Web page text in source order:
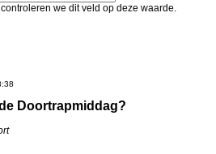
we dit veld op deze waarde.
Doortrapmiddag?